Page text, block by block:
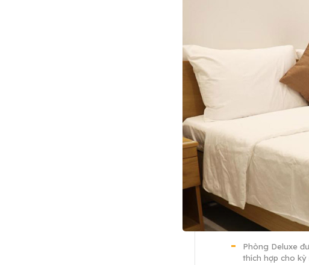
Phòng Deluxe
thích hợp cho kỳ